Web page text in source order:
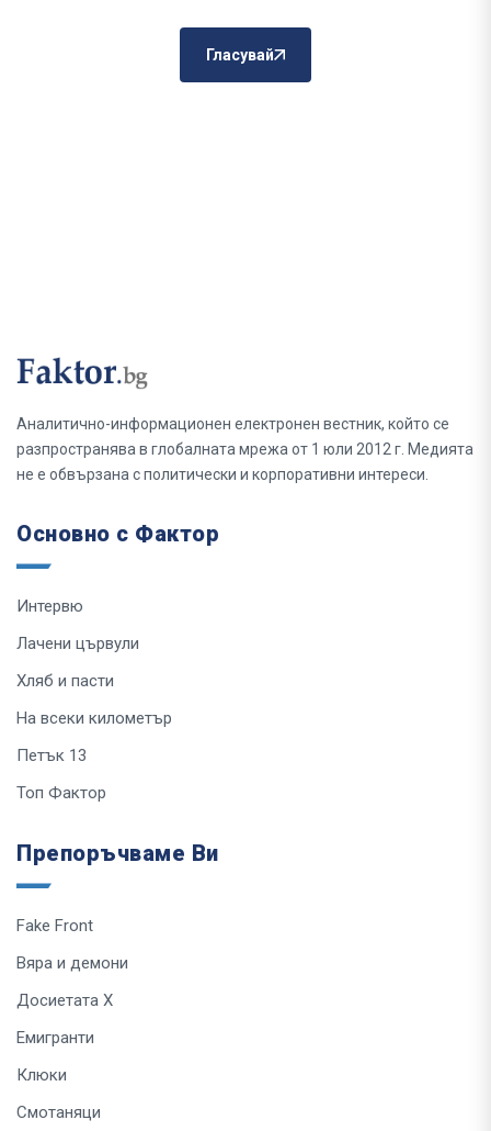
Гласувай
Аналитично-информационен електронен вестник, който се
разпространява в глобалната мрежа от 1 юли 2012 г. Медията
не е обвързана с политически и корпоративни интереси.
Основно с Фактор
Интервю
Лачени цървули
Хляб и пасти
На всеки километър
Петък 13
Топ Фактор
Препоръчваме Ви
Fake Front
Вяра и демони
Досиетата Х
Емигранти
Клюки
Смотаняци